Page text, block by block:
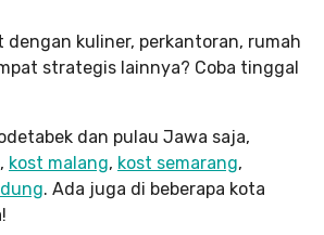
dengan kuliner, perkantoran, rumah
strategis lainnya? Coba tinggal
dan pulau Jawa saja,
, kost malang, kost semarang,
. Ada juga di beberapa kota